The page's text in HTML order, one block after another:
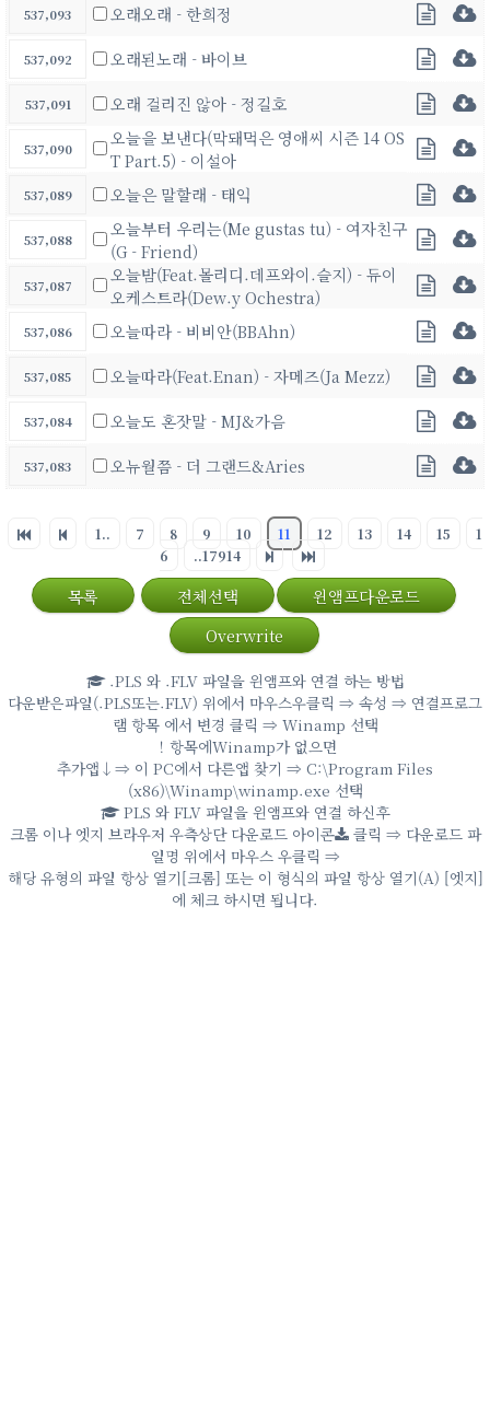
537,093 오래오래 - 한희정
537,092 오래된노래 - 바이브
537,091 오래 걸리진 않아 - 정길호
537,090
오늘을 보낸다(막돼먹은 영애씨 시즌 14 OS
T Part.5) - 이설아
537,089 오늘은 말할래 - 태익
537,088
오늘부터 우리는(Me gustas tu) - 여자친구
(G - Friend)
537,087
오늘밤(Feat.몰리디.데프와이.슬지) - 듀이
오케스트라(Dew.y Ochestra)
537,086 오늘따라 - 비비안(BBAhn)
537,085 오늘따라(Feat.Enan) - 자메즈(Ja Mezz)
537,084 오늘도 혼잣말 - MJ&가음
537,083 오뉴월쯤 - 더 그랜드&Aries
1.. 7 8 9 10 11 12 13 14 15
1
6
..17914
목록 전체선택
윈앰프다운로드
Overwrite
.PLS 와 .FLV 파일을 윈앰프와 연결 하는 방법
다운받은파일(.PLS또는.FLV) 위에서 마우스우클릭 ⇒ 속성 ⇒ 연결프로그
램 항목 에서 변경 클릭 ⇒ Winamp 선택
！항목에Winamp가 없으면
추가앱↓⇒ 이 PC에서 다른앱 찾기 ⇒ C:\Program Files
(x86)\Winamp\winamp.exe 선택
PLS 와 FLV 파일을 윈앰프와 연결 하신후
크롬 이나 엣지 브라우저 우측상단 다운로드 아이콘
클릭 ⇒ 다운로드 파
일명 위에서 마우스 우클릭 ⇒
해당 유형의 파일 항상 열기[크롬] 또는 이 형식의 파일 항상 열기(A) [엣지]
에 체크 하시면 됩니다.